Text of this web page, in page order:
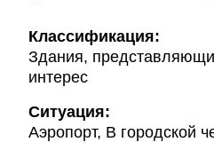
Классификация:
Здания,
интерес
Ситуация:
Аэропорт, В городской